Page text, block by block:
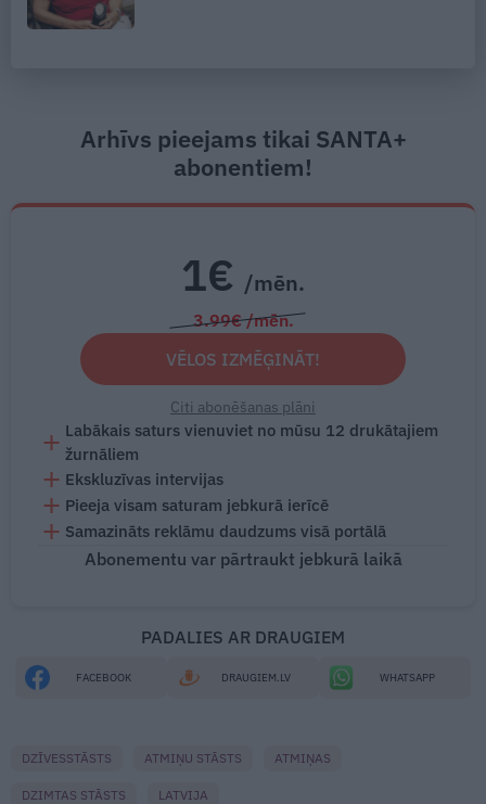
Arhīvs pieejams tikai SANTA+
abonentiem!
1€ /mēn.
3.99€ /mēn.
VĒLOS IZMĒĢINĀT!
Citi abonēšanas plāni
Labākais saturs vienuviet no mūsu 12 drukātajiem
žurnāliem
Ekskluzīvas intervijas
Pieeja visam saturam jebkurā ierīcē
Samazināts reklāmu daudzums visā portālā
Abonementu var pārtraukt jebkurā laikā
PADALIES AR DRAUGIEM
FACEBOOK DRAUGIEM.LV WHATSAPP
DZĪVESSTĀSTS ATMIŅU STĀSTS ATMIŅAS
DZIMTAS STĀSTS LATVIJA